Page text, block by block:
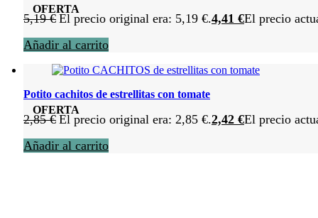
OFERTA
5,19€ El precio original era: 5,19 €.4,41 €El precio
Añadir al carrito
OFERTA
Potito cachitos de estrellitas con tomate
2,85€ El precio original era: 2,85 €.2,42 €El precio
Añadir al carrito